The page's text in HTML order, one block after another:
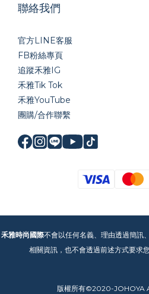
聯絡我們
官方LINE客服
FB粉絲專頁
追蹤禾雅IG
禾雅Tik Tok
禾雅YouTube
團購/合作聯繫
禾雅時尚國際不會以任何名義、理由透過簡訊
相關資訊，也不會透過前述方式要求
版權所有©2020-JOHOYA